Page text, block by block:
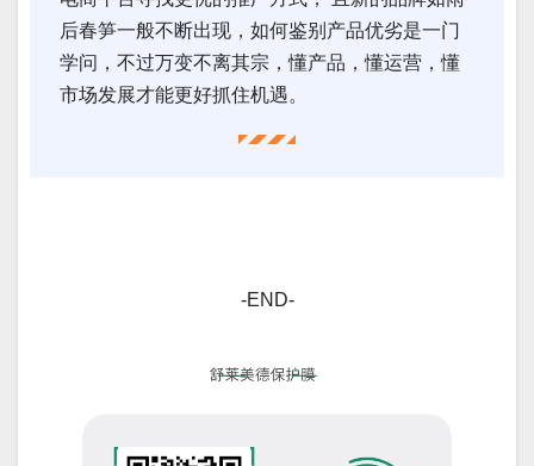
后春笋一般不断出现，如何鉴别产品优劣是一门
学问，不过万变不离其宗，懂产品，懂运营，懂
市场发展才能更好抓住机遇。
-END-